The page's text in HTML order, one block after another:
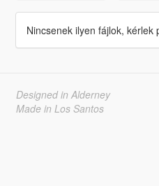
Nincsenek ilyen fájlok,
Designed in Alderney
Made in Los Santos